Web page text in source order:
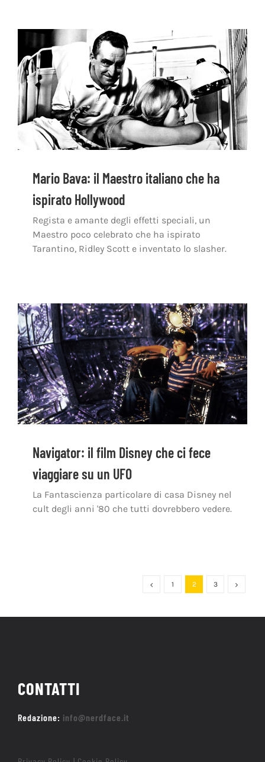
Mario Bava: il Maestro italiano che ha
ispirato Hollywood
Regista e amante degli effetti speciali, un
Maestro poco celebrato che ha ispirato
Tarantino, Ridley Scott e inventato lo slasher.
Navigator: il film Disney che ci fece
viaggiare su un UFO
La Fantascienza particolare di casa Disney nel
cult degli anni '80 che tutti dovrebbero vedere.
1 2 3
CONTATTI
Redazione: info@nerdface.it